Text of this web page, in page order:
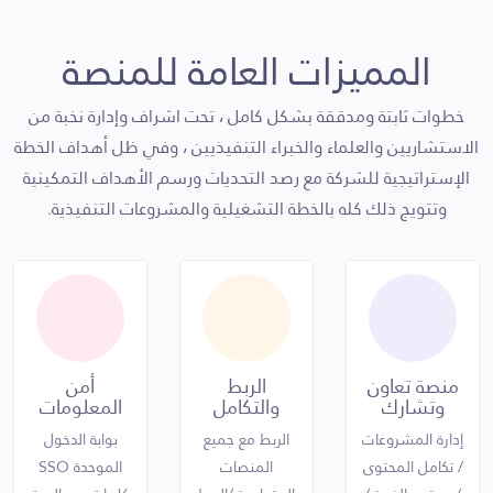
المميزات العامة للمنصة
خطوات ثابتة ومدققة بشكل كامل ، تحت اشراف وإدارة نخبة من
الاستشاريين والعلماء والخبراء التنفيذيين ، وفي ظل أهداف الخطة
الإستراتيجية للشركة مع رصد التحديات ورسم الأهداف التمكينية
وتتويج ذلك كله بالخطة التشغيلية والمشروعات التنفيذية.
منصة تعاون
وتشارك
إدارة المشروعات
/ تكامل المحتوى
الربط
والتكامل
الربط مع جميع
المنصات
أمن
المعلومات
بوابة الدخول
الموحدة SSO